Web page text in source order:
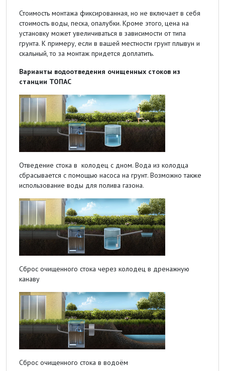
Стоимость монтажа фиксированная, но не включает в себя
стоимость воды, песка, опалубки. Кроме этого, цена на
установку может увеличиваться в зависимости от типа
грунта. К примеру, если в вашей местности грунт плывун и
скальный, то за монтаж придется доплатить.
Варианты водоотведения очищенных стоков из
станции ТОПАС
Отведение стока в колодец с дном. Вода из колодца
сбрасывается с помощью насоса на грунт. Возможно также
использование воды для полива газона.
Сброс очищенного стока через колодец в дренажную
канаву
Сброс очищенного стока в водоём